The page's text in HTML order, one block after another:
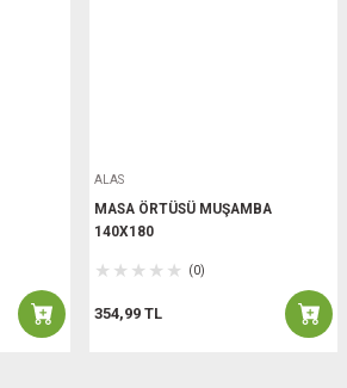
ALAS
MASA ÖRTÜSÜ MUŞAMBA
140X180
(0)
354,99 TL